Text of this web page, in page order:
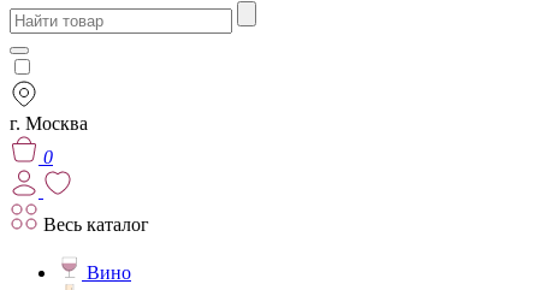
г. Москва
0
Весь каталог
Вино